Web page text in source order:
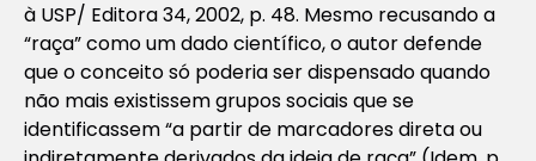
à USP/ Editora 34, 2002, p. 48. Mesmo recusando a
“raça” como um dado científico, o autor defende
que o conceito só poderia ser dispensado quando
não mais existissem grupos sociais que se
identificassem “a partir de marcadores direta ou